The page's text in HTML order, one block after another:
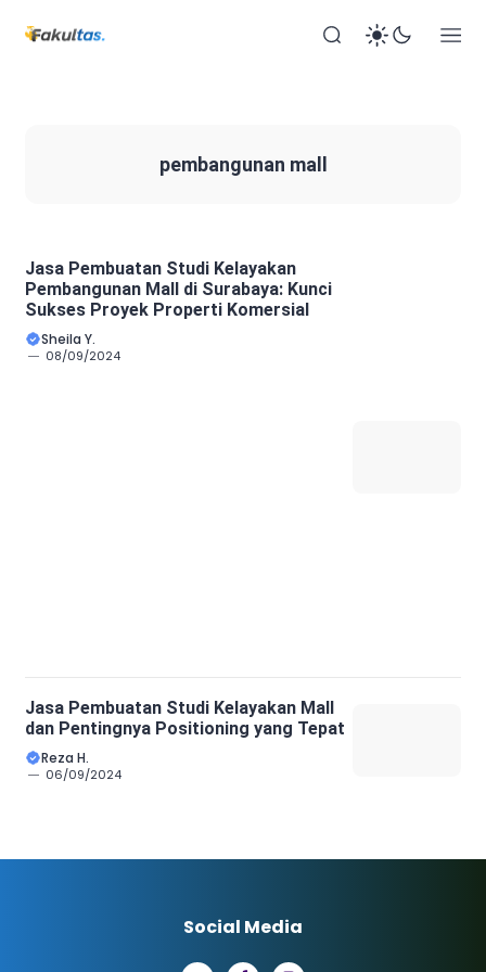
pembangunan mall
Jasa Pembuatan Studi Kelayakan
Pembangunan Mall di Surabaya: Kunci
Sukses Proyek Properti Komersial
Sheila Y.
08/09/2024
Jasa Pembuatan Studi Kelayakan Mall
dan Pentingnya Positioning yang Tepat
Reza H.
06/09/2024
Social Media